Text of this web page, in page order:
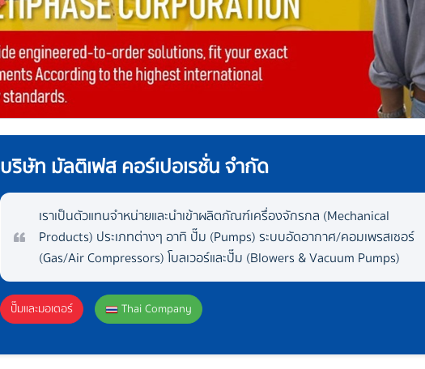
บริษัท มัลติเฟส คอร์เปอเรชั่น จำกัด
เราเป็นตัวแทนจำหน่ายและนำเข้าผลิตภัณฑ์เครื่องจักรกล (Mechanical
Products) ประเภทต่างๆ อาทิ ปั๊ม (Pumps) ระบบอัดอากาศ/คอมเพรสเซอร์
(Gas/Air Compressors) โบลเวอร์และปั๊ม (Blowers & Vacuum Pumps)
ปั๊มและมอเตอร์ Thai Company